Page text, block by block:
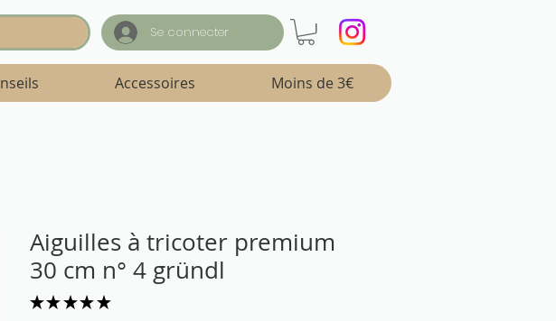
Se connecter
Accessoires Moins de 3€
Aiguilles à tricoter premium
30 cm n° 4 gründl
★ ★ ★ ★ ★